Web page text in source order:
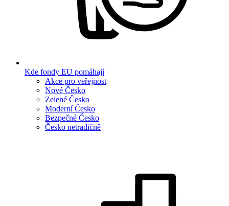
Kde fondy EU pomáhají
Akce pro veřejnost
Nové Česko
Zelené Česko
Moderní Česko
Bezpečné Česko
Česko netradičně